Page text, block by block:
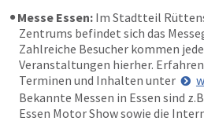
Messe Essen: Im Stadtteil
Zentrums befindet sich das
Zahlreiche Besucher kommen
Veranstaltungen hierher. Erfahren
Terminen und Inhalten unter
Bekannte Messen in Essen sind
Essen Motor Show sowie die